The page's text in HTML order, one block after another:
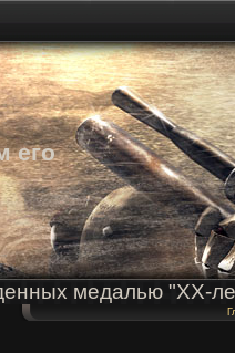
его
медалью "ХХ-